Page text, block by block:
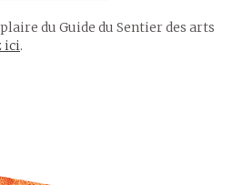
du Guide du Sentier des arts
ici.